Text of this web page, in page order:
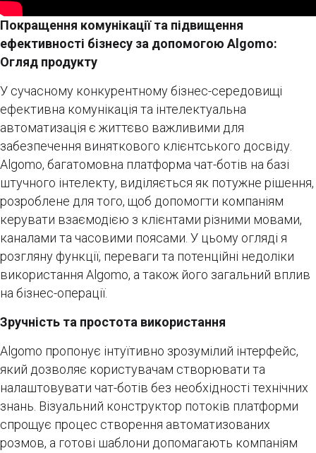
Покращення комунікації та підвищення
ефективності бізнесу за допомогою Algomo:
Огляд продукту
У сучасному конкурентному бізнес-середовищі
ефективна комунікація та інтелектуальна
автоматизація є життєво важливими для
забезпечення виняткового клієнтського досвіду.
Algomo, багатомовна платформа чат-ботів на базі
штучного інтелекту, виділяється як потужне рішення,
розроблене для того, щоб допомогти компаніям
керувати взаємодією з клієнтами різними мовами,
каналами та часовими поясами. У цьому огляді я
розгляну функції, переваги та потенційні недоліки
використання Algomo, а також його загальний вплив
на бізнес-операції.
Зручність та простота використання
Algomo пропонує інтуїтивно зрозумілий інтерфейс,
який дозволяє користувачам створювати та
налаштовувати чат-ботів без необхідності технічних
знань. Візуальний конструктор потоків платформи
спрощує процес створення автоматизованих
розмов, а готові шаблони допомагають компаніям